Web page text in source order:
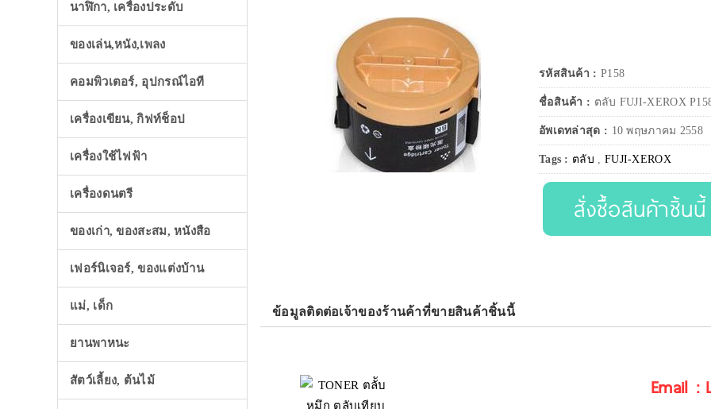
นาฬิกา, เครื่องประดับ
ของเล่น,หนัง,เพลง
คอมพิวเตอร์, อุปกรณ์ไอที
เครื่องเขียน, กิฟท์ช็อป
เครื่องใช้ไฟฟ้า
เครื่องดนตรี
ของเก่า, ของสะสม, หนังสือ
เฟอร์นิเจอร์, ของแต่งบ้าน
แม่, เด็ก
ยานพาหนะ
สัตว์เลี้ยง, ต้นไม้
รหัสสินค้า : P158
ชื่อสินค้า : ตลับ FUJI-XEROX
อัพเดทล่าสุด : 10 พฤษภาคม 2558
Tags : ตลับ , FUJI-XEROX
สั่งซื้อสินค้าชิ้นนี้
ข้อมูลติดต่อเจ้าของร้านค้าที่ขายสินค้าชิ้นนี้
Email :